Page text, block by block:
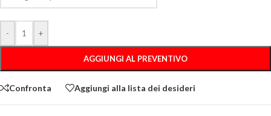
- +
AGGIUNGI AL PREVENTIVO
Confronta Aggiungi alla lista dei desideri